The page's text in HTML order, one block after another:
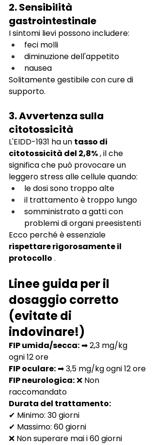
2. Sensibilità
gastrointestinale
I sintomi lievi possono includere:
feci molli
diminuzione dell'appetito
nausea
Solitamente gestibile con cure di
supporto.
3. Avvertenza sulla
citotossicità
L'EIDD-1931 ha un tasso di
citotossicità del 2,8%, il che
significa che può provocare un
leggero stress alle cellule quando:
le dosi sono troppo alte
il trattamento è troppo lungo
somministrato a gatti con
problemi di organi preesistenti
Ecco perchéè essenziale
rispettare rigorosamente il
protocollo .
Linee guida per il
dosaggio corretto
(evitate di
indovinare!)
FIP umida/secca: ➡ 2,3 mg/kg
ogni 12 ore
FIP oculare: ➡ 3,5 mg/kg ogni 12 ore
FIP neurologica:❌ Non
raccomandato
Durata del trattamento:
✔ Minimo: 30 giorni
✔ Massimo: 60 giorni
❌ Non superare mai i 60 giorni